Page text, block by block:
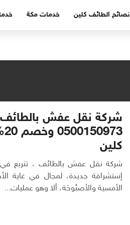
نصائح الطائف كلين خدمات مكة
شركة نقل عفش بالطائف
كلين
شركة نقل عفش بالطائف ، تتربع في
إستشراقة جديدة، لمجال في غاية
الأمسية والأصبُوحَة، ألا وهو عمليات...